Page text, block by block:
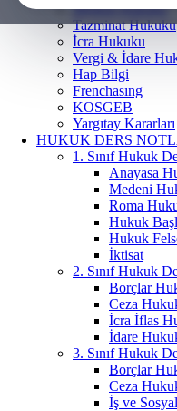
Medeni Hukuku
Tazminat Hukuku
İcra Hukuku
Vergi & İdare
Hap Bilgi
Frenchasıng
KOSGEB
Yargıtay Kararları
HUKUK DERS
1. Sınıf Hukuk
Anayasa
Medeni
Roma
Hukuk
Hukuk
İktisat
2. Sınıf Hukuk
Borçlar
Ceza
İcra İflas
İdare
3. Sınıf Hukuk
Borçlar
Ceza
İş ve